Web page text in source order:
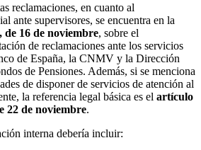
reclamaciones, en cuanto al
ante supervisores, se encuentra en la
de 16 de noviembre, sobre el
de reclamaciones ante los servicios
de España, la CNMV y la Dirección
de Pensiones. Además, si se menciona
de disponer de servicios de atención al
la referencia legal básica es el artículo
22 de noviembre.
interna debería incluir: